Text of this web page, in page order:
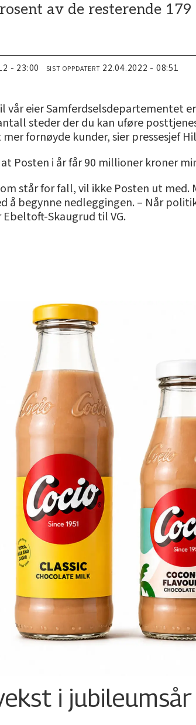
av de resterende
- 23:00 SIST OPPDATERT 22.04.2022 - 08:51
vår eier Samferdselsdepartementet
steder der du kan uføre
fornøyde kunder, sier pressesjef
Posten i år får 90 millioner kroner
står for fall, vil ikke Posten ut med.
å begynne nedleggingen. – Når
Skaugrud til VG.
i jubileumsår